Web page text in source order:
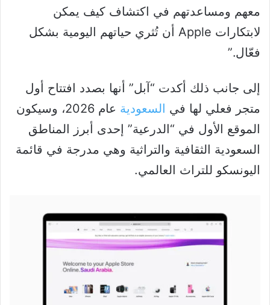
معهم ومساعدتهم في اكتشاف كيف يمكن
لابتكارات Apple أن تُثري حياتهم اليومية بشكل
فعّال.”
إلى جانب ذلك أكدت “آبل” أنها بصدد افتتاح أول
متجر فعلي لها في السعودية
عام 2026، وسيكون
الموقع الأول في “الدرعية” إحدى أبرز المناطق
السعودية الثقافية والتراثية وهي مدرجة في قائمة
اليونسكو للتراث العالمي.